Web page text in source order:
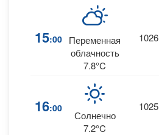
15:00
Переменная
облачность
7.8°C
1026
16:00
Солнечно
7.2°C
1025